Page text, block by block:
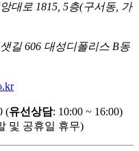
대로 1815, 5층(구서동, 가
길 606 대성디폴리스 B동
(유선상담: 10:00 ~ 16:00)
및 공휴일 휴무)